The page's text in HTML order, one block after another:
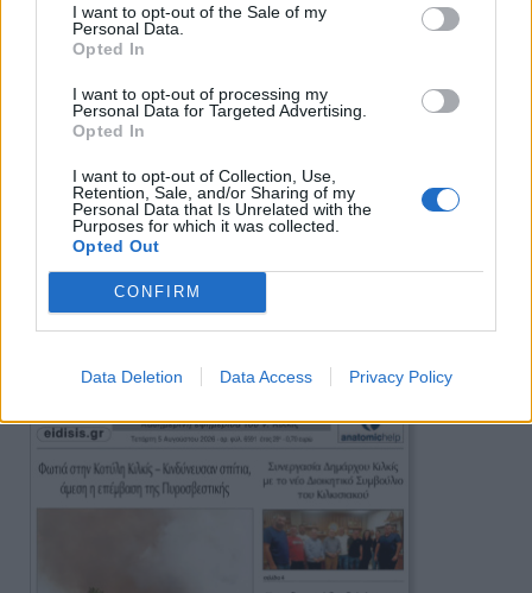
I want to opt-out of the Sale of my
Personal Data.
Opted In
I want to opt-out of processing my
Personal Data for Targeted Advertising.
Opted In
I want to opt-out of Collection, Use,
Retention, Sale, and/or Sharing of my
Personal Data that Is Unrelated with the
Purposes for which it was collected.
Opted Out
CONFIRM
Data Deletion Data Access Privacy Policy
Πρωινή